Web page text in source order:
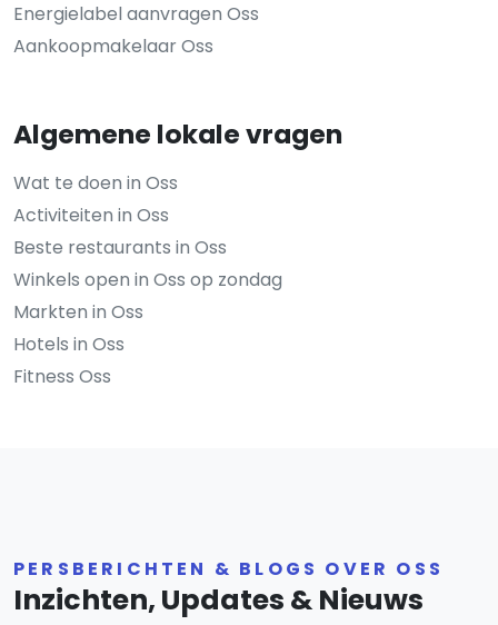
Energielabel aanvragen Oss
Aankoopmakelaar Oss
Algemene lokale vragen
Wat te doen in Oss
Activiteiten in Oss
Beste restaurants in Oss
Winkels open in Oss op zondag
Markten in Oss
Hotels in Oss
Fitness Oss
PERSBERICHTEN & BLOGS OVER OSS
Inzichten, Updates & Nieuws